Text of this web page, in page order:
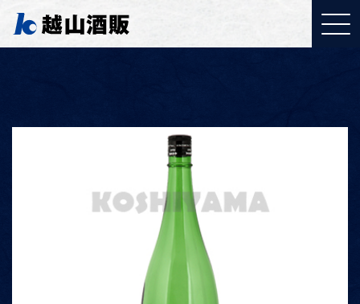
YouTubeご覧ください
「取り組みについて」
J:COMで特集されまし